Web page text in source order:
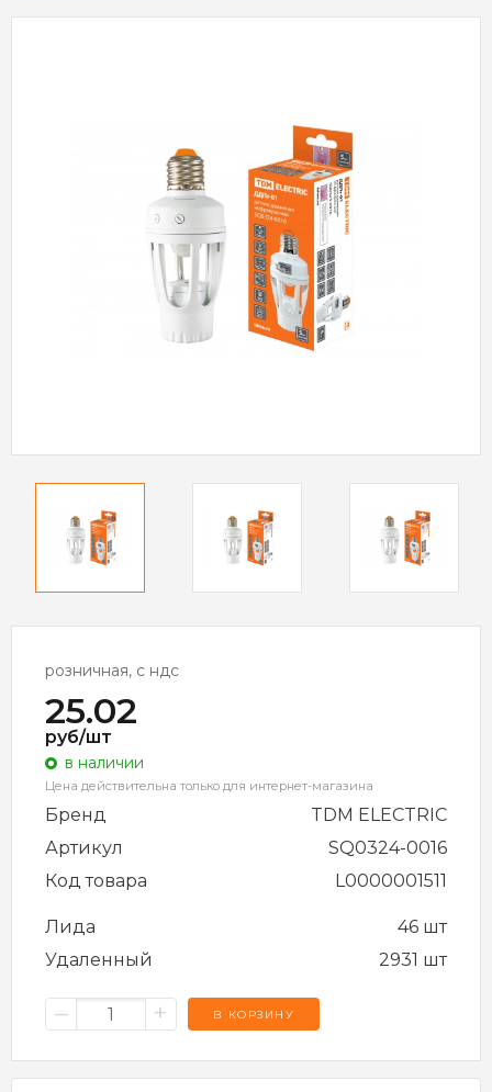
розничная, с ндс
25.02
руб/шт
в наличии
Цена действительна только для интернет-магазина
Бренд
TDM ELECTRIC
Артикул
SQ0324-0016
Код товара
L0000001511
Лида
46 шт
Удаленный
2931 шт
– + В КОРЗИНУ